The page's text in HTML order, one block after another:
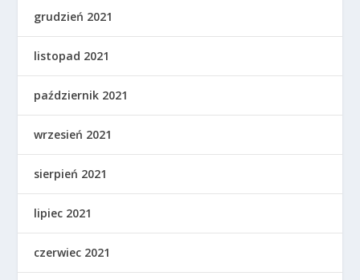
grudzień 2021
listopad 2021
październik 2021
wrzesień 2021
sierpień 2021
lipiec 2021
czerwiec 2021